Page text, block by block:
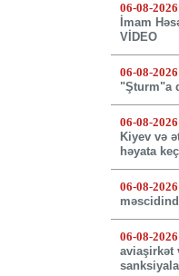
06-08-
İmam
VİDEO
06-08-
"Şturm"a
06-08-
Kiyev və
həyata
06-08-
06-08-
aviaşirkət